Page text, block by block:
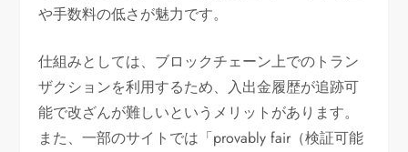
や手数料の低さが魅力です。
仕組みとしては、ブロックチェーン上でのトラン
ザクションを利用するため、入出金履歴が追跡可
能で改ざんが難しいというメリットがあります。
また、一部のサイトでは「provably fair（検証可能